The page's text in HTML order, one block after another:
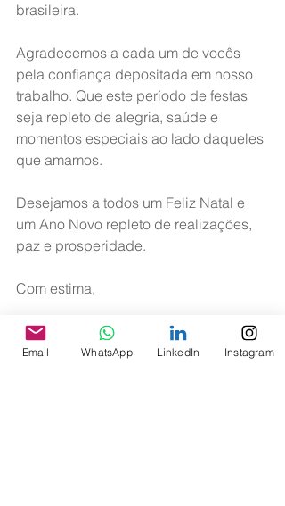
brasileira.
Agradecemos a cada um de vocês
pela confiança depositada em nosso
trabalho. Que este período de festas
seja repleto de alegria, saúde e
momentos especiais ao lado daqueles
que amamos.
Desejamos a todos um Feliz Natal e
um Ano Novo repleto de realizações,
paz e prosperidade.
Com estima,
Erenilson Ribeiro de Santana
Presidente - Associação dos
Email WhatsApp LinkedIn Instagram